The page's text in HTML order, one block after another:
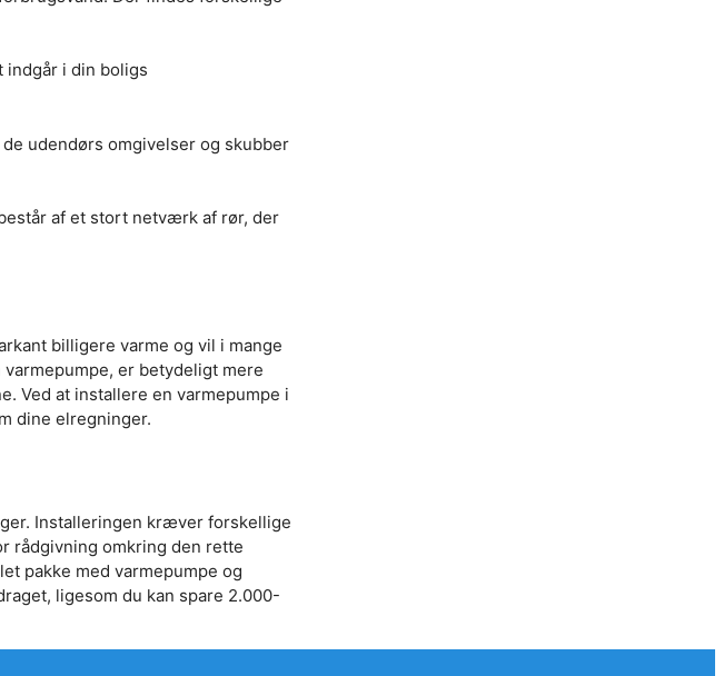
indgår i din boligs
udendørs omgivelser og skubber
af et stort netværk af rør, der
billigere varme og vil i mange
er betydeligt mere
Ved at installere en varmepumpe i
dine elregninger.
Installeringen kræver forskellige
rådgivning omkring den rette
pakke med varmepumpe og
ligesom du kan spare 2.000-